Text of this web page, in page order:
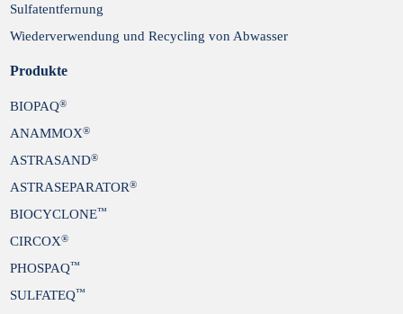
Sulfatentfernung
Wiederverwendung und Recycling von Abwasser
Produkte
BIOPAQ®
ANAMMOX®
ASTRASAND®
ASTRASEPARATOR®
BIOCYCLONE™
CIRCOX®
PHOSPAQ™
SULFATEQ™